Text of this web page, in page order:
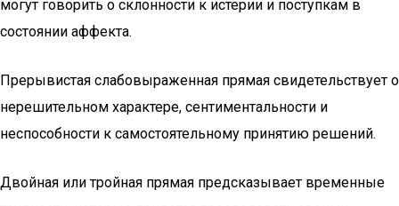
могут говорить о склонности к истерии и поступкам в
состоянии аффекта.
Прерывистая слабовыраженная прямая свидетельствует о
нерешительном характере, сентиментальности и
неспособности к самостоятельному принятию решений.
Двойная или тройная прямая предсказывает временные